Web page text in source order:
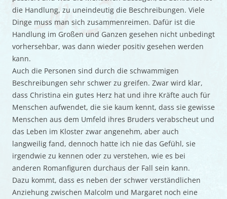
die Handlung, zu uneindeutig die Beschreibungen. Viele
Dinge muss man sich zusammenreimen. Dafür ist die
Handlung im Großen und Ganzen gesehen nicht unbedingt
vorhersehbar, was dann wieder positiv gesehen werden
kann.
Auch die Personen sind durch die schwammigen
Beschreibungen sehr schwer zu greifen. Zwar wird klar,
dass Christina ein gutes Herz hat und ihre Kräfte auch für
Menschen aufwendet, die sie kaum kennt, dass sie gewisse
Menschen aus dem Umfeld ihres Bruders verabscheut und
das Leben im Kloster zwar angenehm, aber auch
langweilig fand, dennoch hatte ich nie das Gefühl, sie
irgendwie zu kennen oder zu verstehen, wie es bei
anderen Romanfiguren durchaus der Fall sein kann.
Dazu kommt, dass es neben der schwer verständlichen
Anziehung zwischen Malcolm und Margaret noch eine